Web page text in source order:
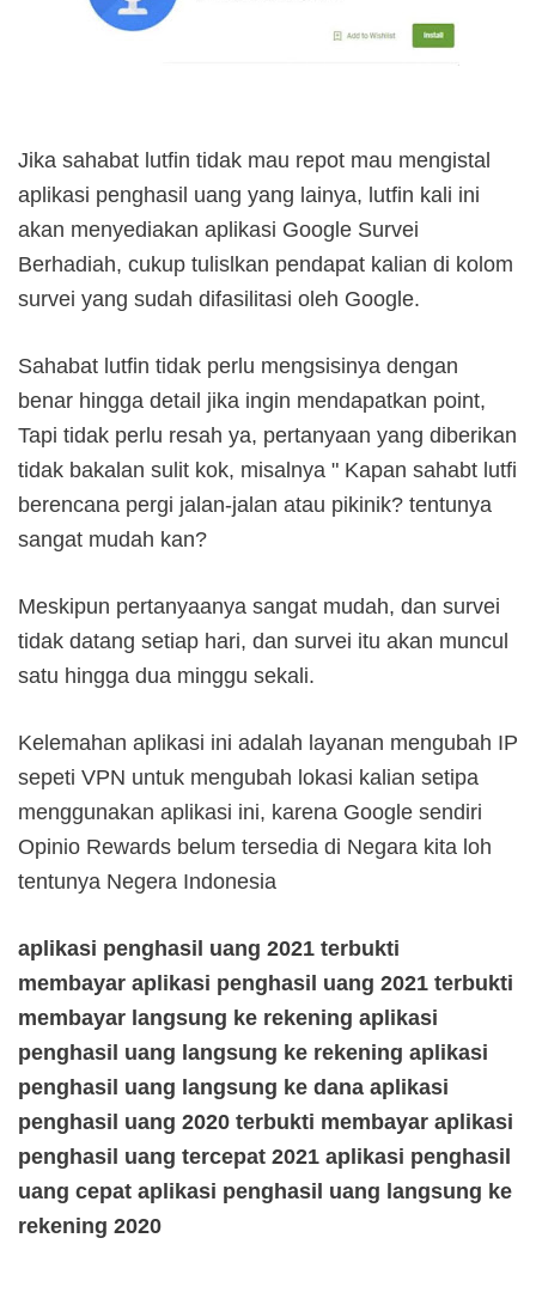
Jika sahabat lutfin tidak mau repot mau mengistal
aplikasi penghasil uang yang lainya, lutfin kali ini
akan menyediakan aplikasi Google Survei
Berhadiah, cukup tulislkan pendapat kalian di kolom
survei yang sudah difasilitasi oleh Google.
Sahabat lutfin tidak perlu mengsisinya dengan
benar hingga detail jika ingin mendapatkan point,
Tapi tidak perlu resah ya, pertanyaan yang diberikan
tidak bakalan sulit kok, misalnya " Kapan sahabt lutfi
berencana pergi jalan-jalan atau pikinik? tentunya
sangat mudah kan?
Meskipun pertanyaanya sangat mudah, dan survei
tidak datang setiap hari, dan survei itu akan muncul
satu hingga dua minggu sekali.
Kelemahan aplikasi ini adalah layanan mengubah IP
sepeti VPN untuk mengubah lokasi kalian setipa
menggunakan aplikasi ini, karena Google sendiri
Opinio Rewards belum tersedia di Negara kita loh
tentunya Negera Indonesia
aplikasi penghasil uang 2021 terbukti
membayar aplikasi penghasil uang 2021 terbukti
membayar langsung ke rekening aplikasi
penghasil uang langsung ke rekening aplikasi
penghasil uang langsung ke dana aplikasi
penghasil uang 2020 terbukti membayar aplikasi
penghasil uang tercepat 2021 aplikasi penghasil
uang cepat aplikasi penghasil uang langsung ke
rekening 2020